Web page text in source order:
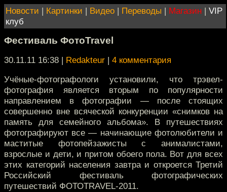
Новости | Картинки | Видео | Переводы | Магазин | VIP
клуб
Фестиваль ФотоTravel
30.11.11 16:38 | Redakteur | 4 комментария
Учёные-фотографологи установили, что трэвел-
фотография является вторым по популярности
направлением в фотографии — после стоящих
совершенно вне всяческой конкуренции «снимков на
память для семейного альбома». В путешествиях
фотографируют все — начинающие фотолюбители и
маститые фотопейзажисты с анималистами,
взрослые и дети, и притом обоего пола. Вот для всех
этих категорий населения завтра и откроется Третий
Российский фестиваль фотографических
путешествий ФОТОTRAVEL-2011.